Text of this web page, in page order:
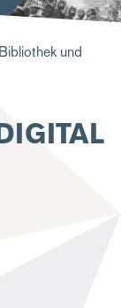
Bibliothek und